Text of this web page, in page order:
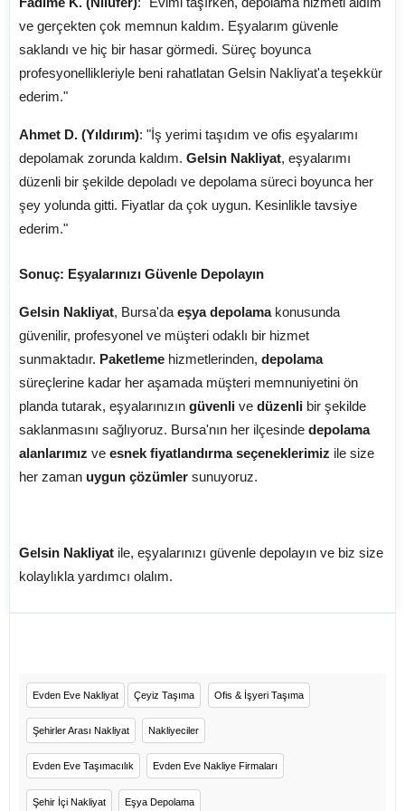
ve gerçekten çok memnun kaldım. Eşyalarım güvenle
saklandı ve hiç bir hasar görmedi. Süreç boyunca
profesyonellikleriyle beni rahatlatan Gelsin Nakliyat'a teşekkür
ederim."
Ahmet D. (Yıldırım): "İş yerimi taşıdım ve ofis eşyalarımı
depolamak zorunda kaldım. Gelsin Nakliyat, eşyalarımı
düzenli bir şekilde depoladı ve depolama süreci boyunca her
şey yolunda gitti. Fiyatlar da çok uygun. Kesinlikle tavsiye
ederim."
Sonuç: Eşyalarınızı Güvenle Depolayın
Gelsin Nakliyat, Bursa'da eşya depolamakonusunda
güvenilir, profesyonel ve müşteri odaklı bir hizmet
sunmaktadır. Paketleme hizmetlerinden, depolama
süreçlerine kadar her aşamada müşteri memnuniyetini ön
planda tutarak, eşyalarınızın güvenli ve düzenli bir şekilde
saklanmasını sağlıyoruz. Bursa'nın her ilçesinde depolama
alanlarımız ve esnek fiyatlandırma seçeneklerimiz ile size
her zaman uygun çözümler sunuyoruz.
Gelsin Nakliyat ile, eşyalarınızı güvenle depolayın ve biz size
kolaylıkla yardımcı olalım.
Evden Eve Nakliyat Çeyiz Taşıma Ofis & İşyeri Taşıma
Şehirler Arası Nakliyat Nakliyeciler
Evden Eve Taşımacılık Evden Eve Nakliye Firmaları
Şehir İçi Nakliyat Eşya Depolama